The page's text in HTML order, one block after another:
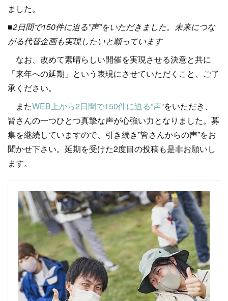
ました。
■2日間で150件に迫る”声”をいただきました。未来につな
がる代替企画も実現したいと願っています
なお、改めて素晴らしい開催を実現させる決意と共に
「来年への延期」という表現にさせていただくこと、ご了
承ください。
またWEB上から2日間で150件に迫る”声”をいただき、
皆さんの一つひとつ真摯な声が心強い力となりました。募
集を継続していますので、引き続き”皆さんからの声”をお
聞かせ下さい。延期を受けた2度目の投稿も是非お願いし
ます。